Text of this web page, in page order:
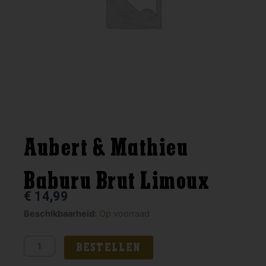
Aubert & Mathieu
Baburu Brut Limoux
€ 14,99
Beschikbaarheid: Op voorraad
Aubert
Mathieu
BESTELLEN